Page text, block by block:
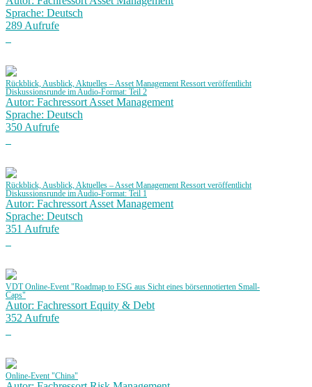
Sprache: Deutsch
289 Aufrufe
Rückblick, Ausblick, Aktuelles – Asset Management Ressort veröffentlicht
Diskussionsrunde im Audio-Format: Teil 2
Autor: Fachressort Asset Management
Sprache: Deutsch
350 Aufrufe
Rückblick, Ausblick, Aktuelles – Asset Management Ressort veröffentlicht
Diskussionsrunde im Audio-Format: Teil 1
Autor: Fachressort Asset Management
Sprache: Deutsch
351 Aufrufe
VDT Online-Event "Roadmap to ESG aus Sicht eines börsennotierten Small-
Caps"
Autor: Fachressort Equity & Debt
352 Aufrufe
Online-Event "China"